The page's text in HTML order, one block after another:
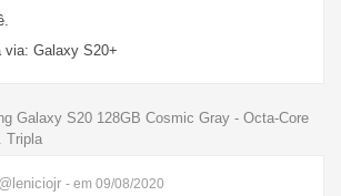
via: Galaxy S20+
Galaxy S20 128GB Cosmic Gray - Octa-Core
Tripla
@leniciojr - em 09/08/2020